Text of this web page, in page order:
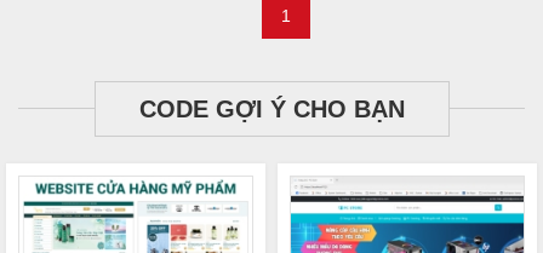
1
CODE GỢI Ý CHO BẠN